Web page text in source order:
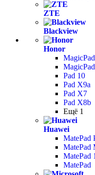
ZTE
Blackview
Honor
Pad 10
Pad X9a
Pad X7
Pad X8b
Ещё 1
Huawei
MatePad
MatePad
MatePad
MatePad